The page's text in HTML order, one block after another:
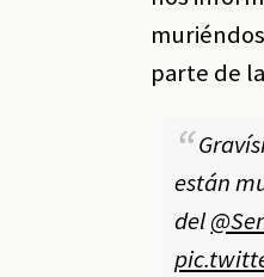
parte de la
están
del